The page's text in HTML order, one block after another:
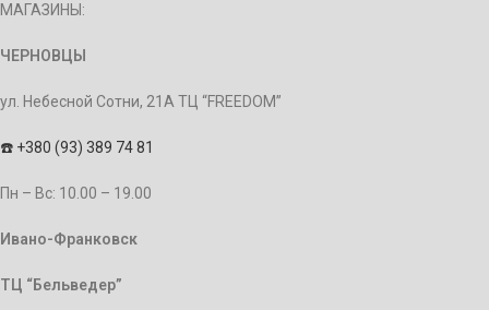
МАГАЗИНЫ:
ЧЕРНОВЦЫ
ул. Небесной Сотни, 21А ТЦ “FREEDOM”
☎️ +380 (93) 389 74 81
Пн – Bc: 10.00 – 19.00
Ивано-Франковск
ТЦ “Бельведер”